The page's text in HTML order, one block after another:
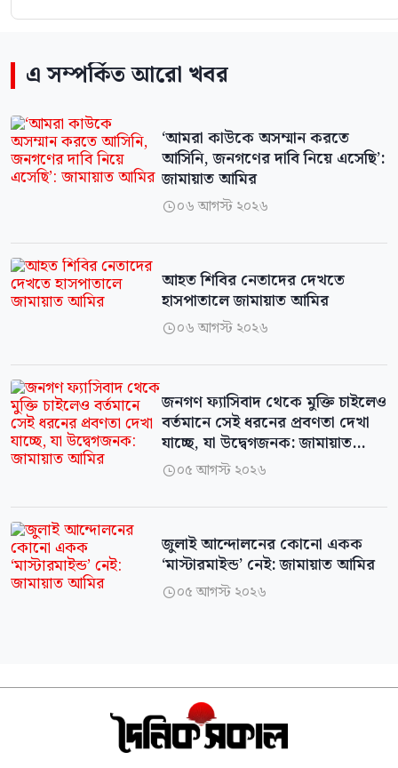
এ সম্পর্কিত আরো খবর
‘আমরা কাউকে অসম্মান করতে
আসিনি, জনগণের দাবি নিয়ে এসেছি’:
জামায়াত আমির
০৬ আগস্ট ২০২৬
আহত শিবির নেতাদের দেখতে
হাসপাতালে জামায়াত আমির
০৬ আগস্ট ২০২৬
জনগণ ফ্যাসিবাদ থেকে মুক্তি চাইলেও
বর্তমানে সেই ধরনের প্রবণতা দেখা
যাচ্ছে, যা উদ্বেগজনক: জামায়াত
আমির
০৫ আগস্ট ২০২৬
জুলাই আন্দোলনের কোনো একক
‘মাস্টারমাইন্ড’ নেই: জামায়াত আমির
০৫ আগস্ট ২০২৬